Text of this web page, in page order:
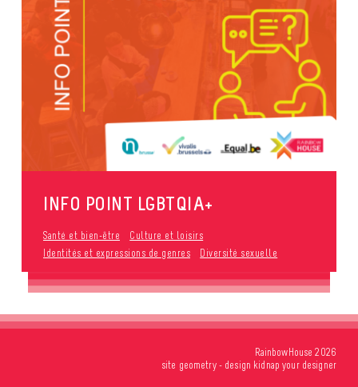
INFO POINT LGBTQIA+
Santé et bien-être
Culture et loisirs
Identités et expressions de genres
Diversité sexuelle
RainbowHouse 2026
site geometry- design kidnap your designer